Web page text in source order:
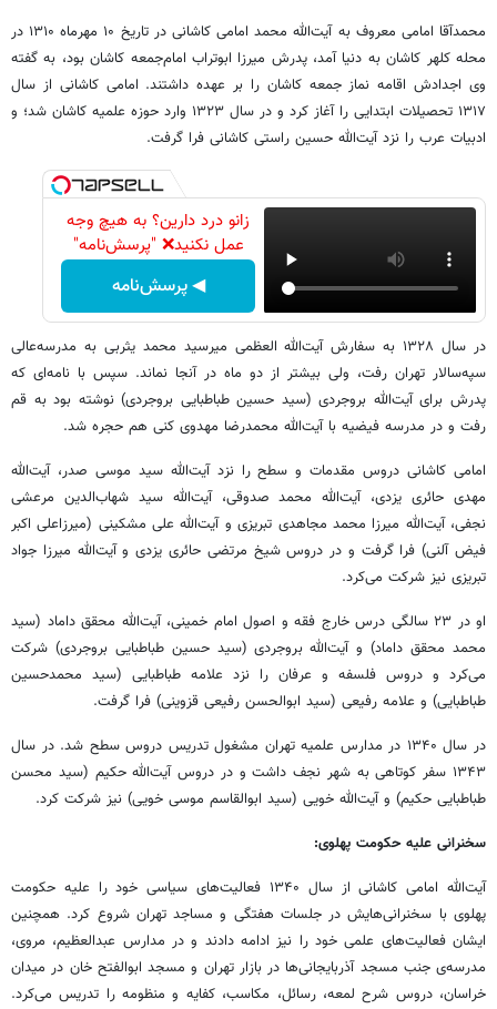
محمدآقا امامی معروف به آیت‌الله محمد امامی کاشانی در تاریخ ۱۰ مهرماه ۱۳۱۰ در
محله کلهر کاشان به دنیا آمد، پدرش میرزا ابوتراب امام‌جمعه کاشان بود، به گفته
وی اجدادش اقامه نماز جمعه کاشان را بر عهده داشتند. امامی کاشانی از سال
۱۳۱۷ تحصیلات ابتدایی را آغاز کرد و در سال ۱۳۲۳ وارد حوزه علمیه کاشان شد؛ و
ادبیات عرب را نزد آیت‌الله حسین راستی کاشانی فرا گرفت.
زانو درد دارین؟ به هیچ وجه
عمل نکنید❌ "پرسش‌نامه"
◀ پرسش‌نامه
در سال ۱۳۲۸ به سفارش آیت‌الله العظمی میرسید محمد یثربی به مدرسه‌عالی
سپه‌سالار تهران رفت، ولی بیشتر از دو ماه در آنجا نماند. سپس با نامه‌ای که
پدرش برای آیت‌الله بروجردی (سید حسین طباطبایی بروجردی) نوشته بود به قم
رفت و در مدرسه فیضیه با آیت‌الله محمدرضا مهدوی کنی هم حجره شد.
امامی کاشانی دروس مقدمات و سطح را نزد آیت‌الله سید موسی صدر، آیت‌الله
مهدی حائری یزدی، آیت‌الله محمد صدوقی، آیت‌الله سید شهاب‌الدین مرعشی
نجفی، آیت‌الله میرزا محمد مجاهدی تبریزی و آیت‌الله علی مشکینی (میرزاعلی اکبر
فیض آلنی) فرا گرفت و در دروس شیخ مرتضی حائری یزدی و آیت‌الله میرزا جواد
تبریزی نیز شرکت می‌کرد.
او در ۲۳ سالگی درس خارج فقه و اصول امام خمینی، آیت‌الله محقق داماد (سید
محمد محقق داماد) و آیت‌الله بروجردی (سید حسین طباطبایی بروجردی) شرکت
می‌کرد و دروس فلسفه و عرفان را نزد علامه طباطبایی (سید محمدحسین
طباطبایی) و علامه رفیعی (سید ابوالحسن رفیعی قزوینی) فرا گرفت.
در سال ۱۳۴۰ در مدارس علمیه تهران مشغول تدریس دروس سطح شد. در سال
۱۳۴۳ سفر کوتاهی به شهر نجف داشت و در دروس آیت‌الله حکیم (سید محسن
طباطبایی حکیم) و آیت‌الله خویی (سید ابوالقاسم موسی خویی) نیز شرکت کرد.
سخنرانی علیه حکومت پهلوی:
آیت‌الله امامی کاشانی از سال ۱۳۴۰ فعالیت‌های سیاسی خود را علیه حکومت
پهلوی با سخنرانی‌هایش در جلسات هفتگی و مساجد تهران شروع کرد. همچنین
ایشان فعالیت‌های علمی خود را نیز ادامه دادند و در مدارس عبدالعظیم، مروی،
مدرسه‌ی جنب مسجد آذربایجانی‌ها در بازار تهران و مسجد ابوالفتح خان در میدان
خراسان، دروس شرح لمعه، رسائل، مکاسب، کفایه و منظومه را تدریس می‌کرد.